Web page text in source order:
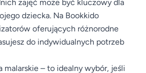
dziecka. Na Bookkido
oferujących różnorodne
do indywidualnych potrzeb
malarskie – to idealny wybór, jeśli